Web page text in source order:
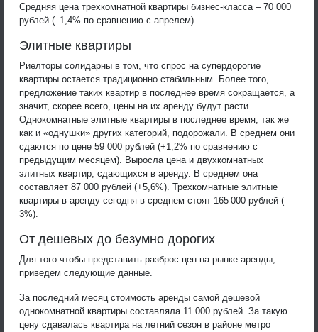
Средняя цена трехкомнатной квартиры бизнес-класса – 70 000
рублей (–1,4% по сравнению с апрелем).
Элитные квартиры
Риелторы солидарны в том, что спрос на супердорогие
квартиры остается традиционно стабильным. Более того,
предложение таких квартир в последнее время сокращается, а
значит, скорее всего, цены на их аренду будут расти.
Однокомнатные элитные квартиры в последнее время, так же
как и «однушки» других категорий, подорожали. В среднем они
сдаются по цене 59 000 рублей (+1,2% по сравнению с
предыдущим месяцем). Выросла цена и двухкомнатных
элитных квартир, сдающихся в аренду. В среднем она
составляет 87 000 рублей (+5,6%). Трехкомнатные элитные
квартиры в аренду сегодня в среднем стоят 165 000 рублей (–
3%).
От дешевых до безумно дорогих
Для того чтобы представить разброс цен на рынке аренды,
приведем следующие данные.
За последний месяц стоимость аренды самой дешевой
однокомнатной квартиры составляла 11 000 рублей. За такую
цену сдавалась квартира на летний сезон в районе метро